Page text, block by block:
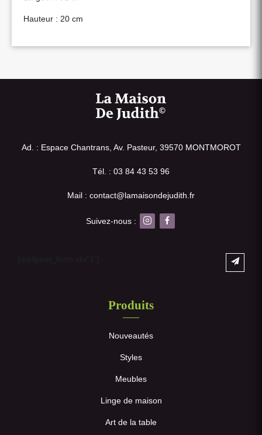
Hauteur : 20 cm
Ad. : Espace Chantrans, Av. Pasteur, 39570 MONTMOROT
Tél. : 03 84 43 53 96
Mail : contact@lamaisondejudith.fr
Suivez-nous :
Produits
Nouveautés
Styles
Meubles
Linge de maison
Art de la table